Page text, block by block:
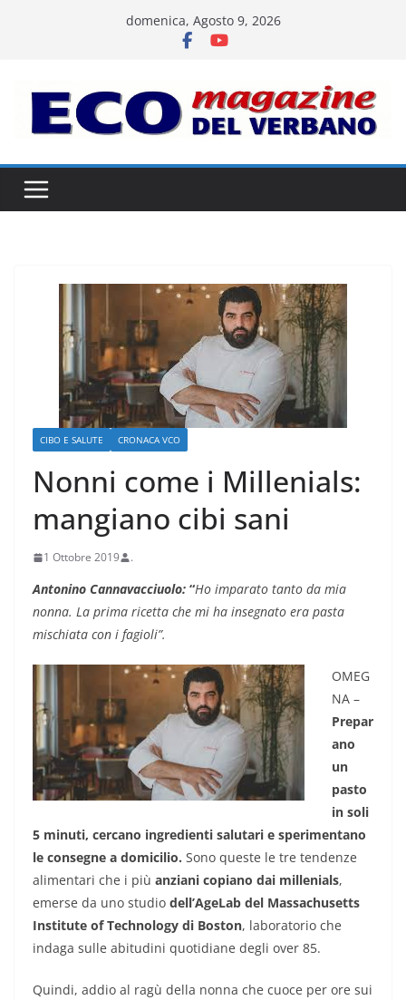
domenica, Agosto 9, 2026
CIBO E SALUTE CRONACA VCO
Nonni come i Millenials:
mangiano cibi sani
1 Ottobre 2019 .
Antonino Cannavacciuolo: “Ho imparato tanto da mia
nonna. La prima ricetta che mi ha insegnato era pasta
mischiata con i fagioli”.
OMEG
NA –
Prepar
ano
un
pasto
in soli
5 minuti, cercano ingredienti salutari e sperimentano
le consegne a domicilio. Sono queste le tre tendenze
alimentari che i più anziani copiano dai millenials,
emerse da uno studio dell’AgeLab del Massachusetts
Institute of Technology di Boston, laboratorio che
indaga sulle abitudini quotidiane degli over 85.
Quindi, addio al ragù della nonna che cuoce per ore sui